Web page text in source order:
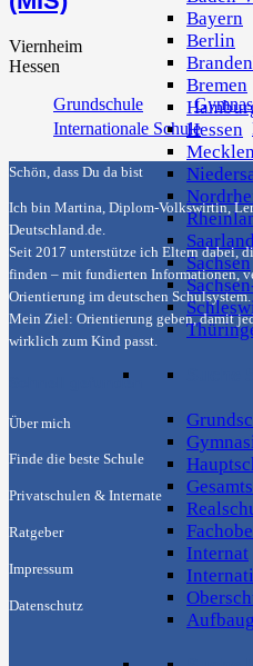
Bayern
Berlin
Bremen
Hessen
Saarland
Sachsen
Internat
Viernheim
Hessen
Grundschule
Internationale Schule
Schön, dass Du da bist
Ich bin Martina, Diplom-Volkswirtin,
Deutschland.de.
Seit 2017 unterstütze ich Eltern dabei,
finden – mit fundierten Informationen,
Orientierung im deutschen Schulsystem.
Mein Ziel: Orientierung geben, damit
wirklich zum Kind passt.
Schnell gefunden
Über mich
Finde die beste Schule
Privatschulen & Internate
Ratgeber
Impressum
Datenschutz